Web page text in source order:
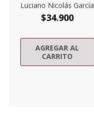
Luciano Nicolás García
$34.900
AGREGAR AL
CARRITO